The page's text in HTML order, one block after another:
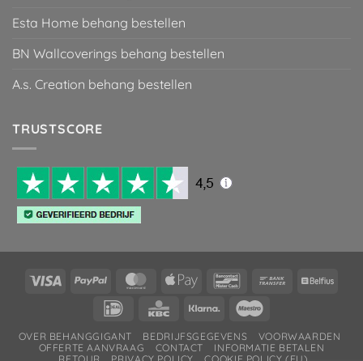
Esta Home behang bestellen
BN Wallcoverings behang bestellen
A.s. Creation behang bestellen
TRUSTSCORE
Visa PayPal MasterCard
Apple
BancontactBank
IDeal
KBC Klarna
OVER BEHANGGIGANT BEDRIJFSGEGEVENS
VOORWAARDEN
OFFERTE AANVRAAG
CONTACT
INFORMATIE BETALEN